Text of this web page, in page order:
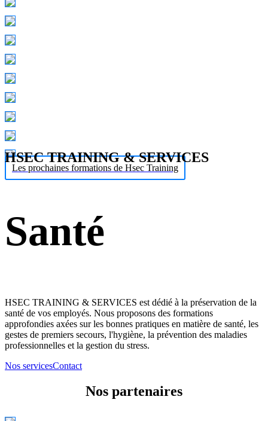
Les prochaines formations de Hsec Training
HSEC TRAINING & SERVICES
Santé
HSEC TRAINING & SERVICES est dédié à la préservation de la
santé de vos employés. Nous proposons des formations
approfondies axées sur les bonnes pratiques en matière de santé, les
gestes de premiers secours, l'hygiène, la prévention des maladies
professionnelles et la gestion du stress.
Nos servicesContact
Nos partenaires